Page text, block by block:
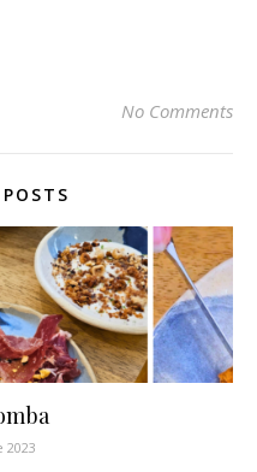
No Comments
2023